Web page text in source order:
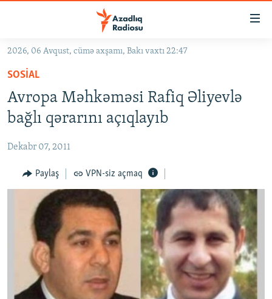
Əsas
qayıt
Əsas
naviqasiyaya
qayıt
Axtarışa
GÜNDƏM
KORRUPSIOMETR
#ƏSLINDƏ
FƏRQƏ BAX
QANUNI DOĞRU
ARAŞDIRMA
MULTIMEDIA
VIDEO
FOTOQALEREYA
İNFOQRAFIKA
RADIO ARXIV
OXU ZALI
AZƏRBAYCAN ƏDƏBIYYATI KITABXANASI
HAQQIMIZDA
MISSIYAMIZ
BIZI IZLƏ
2026, 06 Avqust, cümə axşamı, Bakı vaxtı 22:47
SOSIAL
Avropa Məhkəməsi Rafiq Əliyevlə
bağlı qərarını açıqlayıb
Dekabr 07, 2011
Paylaş VPN-siz açmaq